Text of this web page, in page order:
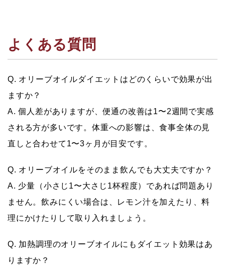
よくある質問
Q. オリーブオイルダイエットはどのくらいで効果が出
ますか？
A. 個人差がありますが、便通の改善は1〜2週間で実感
される方が多いです。体重への影響は、食事全体の見
直しと合わせて1〜3ヶ月が目安です。
Q. オリーブオイルをそのまま飲んでも大丈夫ですか？
A. 少量（小さじ1〜大さじ1杯程度）であれば問題あり
ません。飲みにくい場合は、レモン汁を加えたり、料
理にかけたりして取り入れましょう。
Q. 加熱調理のオリーブオイルにもダイエット効果はあ
りますか？